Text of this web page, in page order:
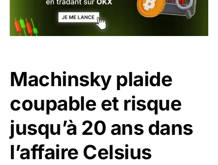
Machinsky plaide
coupable et risque
jusqu’à 20 ans dans
l’affaire Celsius